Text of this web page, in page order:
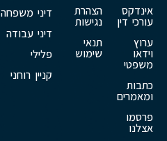
אינדקס
עורכי דין
ערוץ
וידאו
משפטי
כתבות
ומאמרים
פרסמו
אצלנו
הצהרת
נגישות
תנאי
שימוש
דיני משפחה
דיני עבודה
פלילי
קניין רוחני